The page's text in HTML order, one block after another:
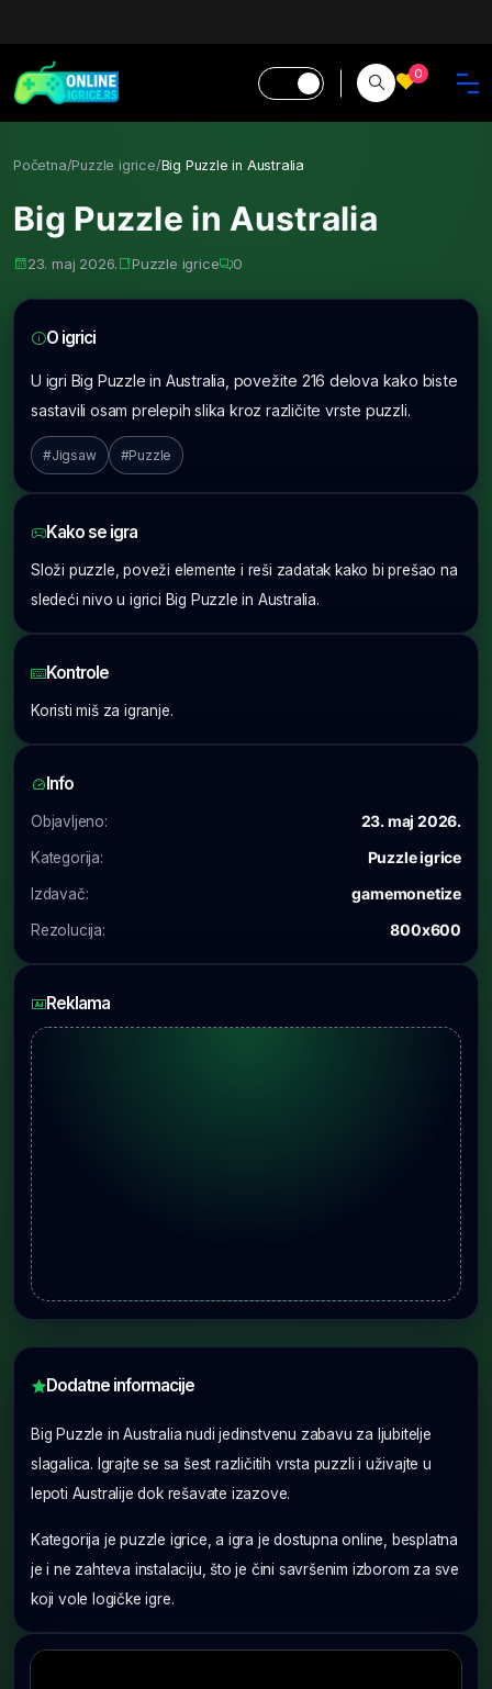
0
Početna/Puzzle igrice/Big Puzzle in Australia
Big Puzzle in Australia
23. maj 2026. Puzzle igrice 0
Dodatne informacije
Big Puzzle in Australia nudi jedinstvenu zabavu za ljubitelje
slagalica. Igrajte se sa šest različitih vrsta puzzli i uživajte u
lepoti Australije dok rešavate izazove.
Kategorija je puzzle igrice, a igra je dostupna online, besplatna
je i ne zahteva instalaciju, što je čini savršenim izborom za sve
koji vole logičke igre.
O igrici
U igri Big Puzzle in Australia, povežite 216 delova kako biste
sastavili osam prelepih slika kroz različite vrste puzzli.
#Jigsaw #Puzzle
Kako se igra
Složi puzzle, poveži elemente i reši zadatak kako bi prešao na
sledeći nivo u igrici Big Puzzle in Australia.
Kontrole
Koristi miš za igranje.
Info
Objavljeno: 23. maj 2026.
Kategorija: Puzzle igrice
Izdavač: gamemonetize
Rezolucija: 800x600
Reklama